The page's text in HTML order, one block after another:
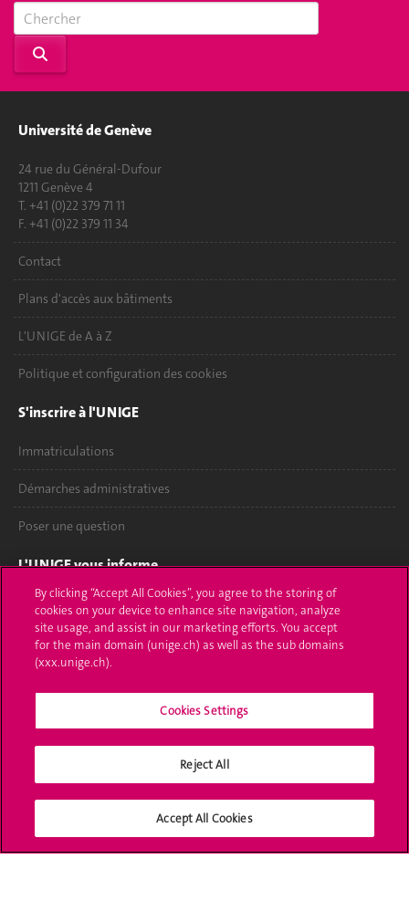
Université de Genève
24 rue du Général-Dufour
1211 Genève 4
T. +41 (0)22 379 71 11
F. +41 (0)22 379 11 34
Contact
Plans d'accès aux bâtiments
L'UNIGE de A à Z
Politique et configuration des cookies
S'inscrire à l'UNIGE
Immatriculations
Démarches administratives
Poser une question
L'UNIGE vous informe
UNIGE Mobile
Médias
Calendrier académique
By clicking “Accept All Cookies”, you agree to the storing of
cookies on your device to enhance site navigation, analyze
site usage, and assist in our marketing efforts. You accept
for the main domain (unige.ch) as well as the sub domains
(xxx.unige.ch).
Cookies Settings
Reject All
Accept All Cookies